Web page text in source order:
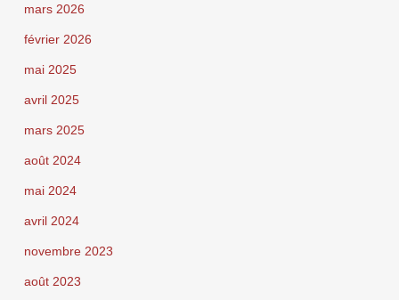
mars 2026
février 2026
mai 2025
avril 2025
mars 2025
août 2024
mai 2024
avril 2024
novembre 2023
août 2023